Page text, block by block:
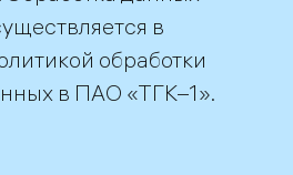
в
обработки
в ПАО «ТГК–1».